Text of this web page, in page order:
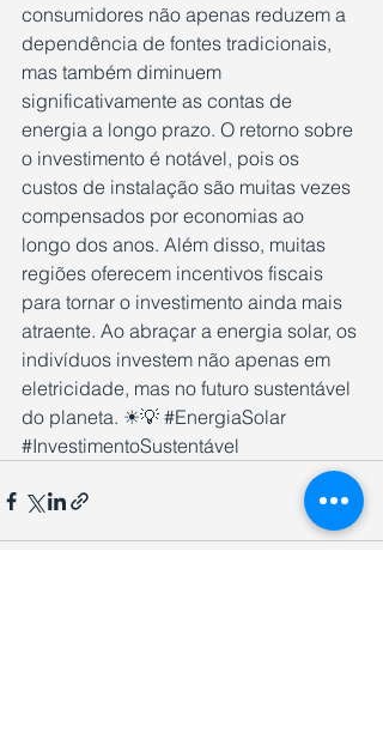
consumidores não apenas reduzem a
dependência de fontes tradicionais,
mas também diminuem
significativamente as contas de
energia a longo prazo. O retorno sobre
o investimento é notável, pois os
custos de instalação são muitas vezes
compensados por economias ao
longo dos anos. Além disso, muitas
regiões oferecem incentivos fiscais
para tornar o investimento ainda mais
atraente. Ao abraçar a energia solar, os
indivíduos investem não apenas em
eletricidade, mas no futuro sustentável
do planeta. ☀💡 #EnergiaSolar
#InvestimentoSustentável